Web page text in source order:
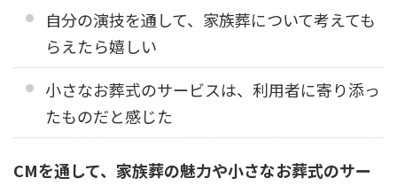
自分の演技を通して、家族葬について考えても
らえたら嬉しい
小さなお葬式のサービスは、利用者に寄り添っ
たものだと感じた
CMを通して、家族葬の魅力や小さなお葬式のサー